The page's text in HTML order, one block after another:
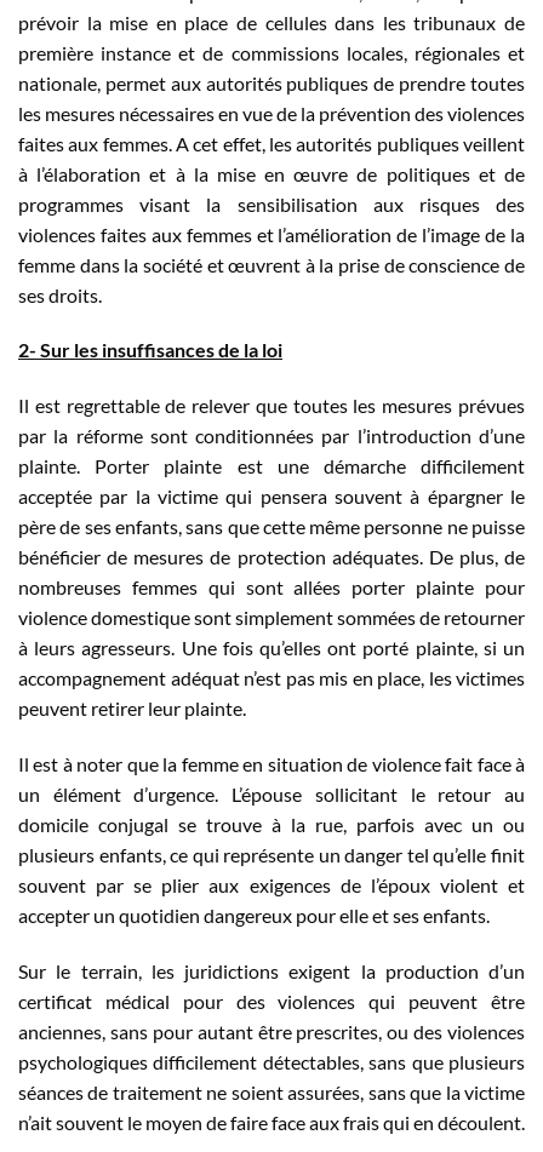
prévoir la mise en place de cellules dans les tribunaux de
première instance et de commissions locales, régionales et
nationale, permet aux autorités publiques de prendre toutes
les mesures nécessaires en vue de la prévention des violences
faites aux femmes. A cet effet, les autorités publiques veillent
à l’élaboration et à la mise en œuvre de politiques et de
programmes visant la sensibilisation aux risques des
violences faites aux femmes et l’amélioration de l’image de la
femme dans la société et œuvrent à la prise de conscience de
ses droits.
2- Sur les insuffisances de la loi
Il est regrettable de relever que toutes les mesures prévues
par la réforme sont conditionnées par l’introduction d’une
plainte. Porter plainte est une démarche difficilement
acceptée par la victime qui pensera souvent à épargner le
père de ses enfants, sans que cette même personne ne puisse
bénéficier de mesures de protection adéquates. De plus, de
nombreuses femmes qui sont allées porter plainte pour
violence domestique sont simplement sommées de retourner
à leurs agresseurs. Une fois qu’elles ont porté plainte, si un
accompagnement adéquat n’est pas mis en place, les victimes
peuvent retirer leur plainte.
Il est à noter que la femme en situation de violence fait face à
un élément d’urgence. L’épouse sollicitant le retour au
domicile conjugal se trouve à la rue, parfois avec un ou
plusieurs enfants, ce qui représente un danger tel qu’elle finit
souvent par se plier aux exigences de l’époux violent et
accepter un quotidien dangereux pour elle et ses enfants.
Sur le terrain, les juridictions exigent la production d’un
certificat médical pour des violences qui peuvent être
anciennes, sans pour autant être prescrites, ou des violences
psychologiques difficilement détectables, sans que plusieurs
séances de traitement ne soient assurées, sans que la victime
n’ait souvent le moyen de faire face aux frais qui en découlent.